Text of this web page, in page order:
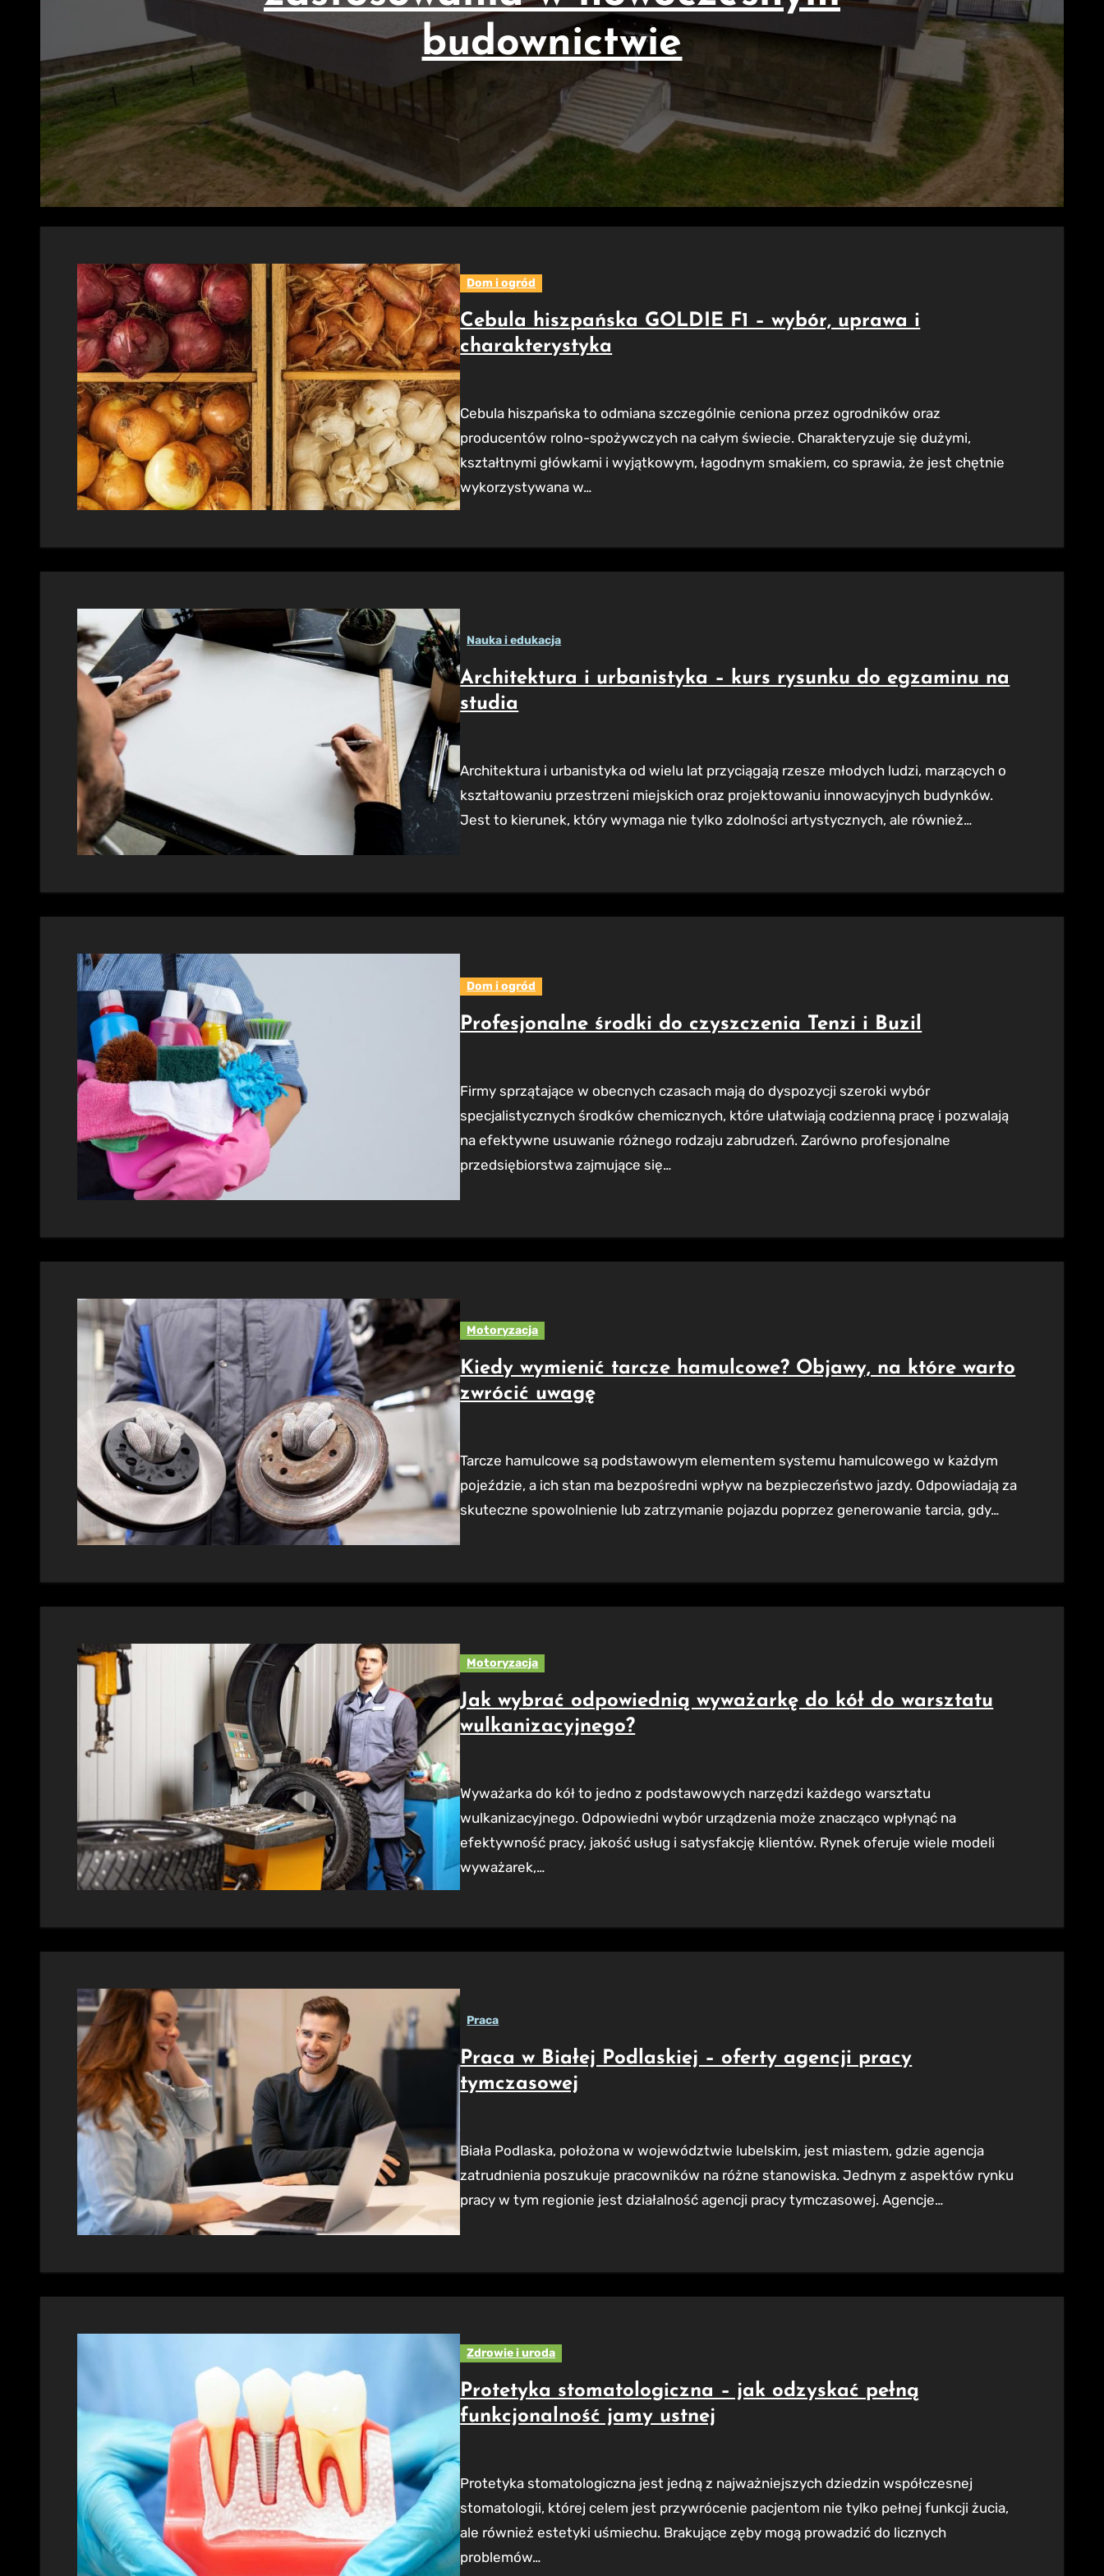
budownictwie
Dom i ogród
Cebula hiszpańska GOLDIE F1 – wybór, uprawa i
charakterystyka
Cebula hiszpańska to odmiana szczególnie ceniona przez ogrodników oraz
producentów rolno-spożywczych na całym świecie. Charakteryzuje się dużymi,
kształtnymi główkami i wyjątkowym, łagodnym smakiem, co sprawia, że jest chętnie
wykorzystywana w…
Nauka i edukacja
Architektura i urbanistyka – kurs rysunku do egzaminu na
studia
Architektura i urbanistyka od wielu lat przyciągają rzesze młodych ludzi, marzących o
kształtowaniu przestrzeni miejskich oraz projektowaniu innowacyjnych budynków.
Jest to kierunek, który wymaga nie tylko zdolności artystycznych, ale również…
Dom i ogród
Profesjonalne środki do czyszczenia Tenzi i Buzil
Firmy sprzątające w obecnych czasach mają do dyspozycji szeroki wybór
specjalistycznych środków chemicznych, które ułatwiają codzienną pracę i pozwalają
na efektywne usuwanie różnego rodzaju zabrudzeń. Zarówno profesjonalne
przedsiębiorstwa zajmujące się…
Motoryzacja
Kiedy wymienić tarcze hamulcowe? Objawy, na które warto
zwrócić uwagę
Tarcze hamulcowe są podstawowym elementem systemu hamulcowego w każdym
pojeździe, a ich stan ma bezpośredni wpływ na bezpieczeństwo jazdy. Odpowiadają za
skuteczne spowolnienie lub zatrzymanie pojazdu poprzez generowanie tarcia, gdy…
Motoryzacja
Jak wybrać odpowiednią wyważarkę do kół do warsztatu
wulkanizacyjnego?
Wyważarka do kół to jedno z podstawowych narzędzi każdego warsztatu
wulkanizacyjnego. Odpowiedni wybór urządzenia może znacząco wpłynąć na
efektywność pracy, jakość usług i satysfakcję klientów. Rynek oferuje wiele modeli
wyważarek,…
Praca
Praca w Białej Podlaskiej – oferty agencji pracy
tymczasowej
Biała Podlaska, położona w województwie lubelskim, jest miastem, gdzie agencja
zatrudnienia poszukuje pracowników na różne stanowiska. Jednym z aspektów rynku
pracy w tym regionie jest działalność agencji pracy tymczasowej. Agencje…
Zdrowie i uroda
Protetyka stomatologiczna – jak odzyskać pełną
funkcjonalność jamy ustnej
Protetyka stomatologiczna jest jedną z najważniejszych dziedzin współczesnej
stomatologii, której celem jest przywrócenie pacjentom nie tylko pełnej funkcji żucia,
ale również estetyki uśmiechu. Brakujące zęby mogą prowadzić do licznych
problemów…